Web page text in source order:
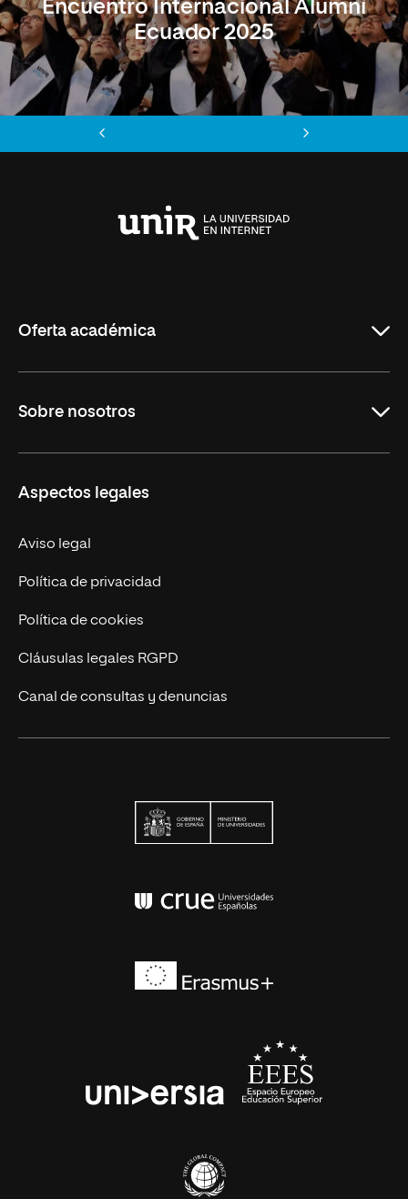
Encuentro Internacional Alumni
Ecuador 2025
Oferta académica
Formación Continua
Sobre nosotros
Trabaja en UNIR
Actualidad
Contáctanos
Aspectos legales
Aviso legal
Política de privacidad
Política de cookies
Cláusulas legales RGPD
Canal de consultas y denuncias